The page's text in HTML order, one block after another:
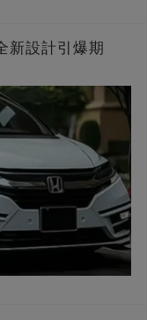
新設計引爆期